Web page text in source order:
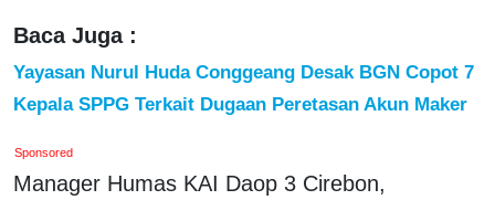
Baca Juga :
Yayasan Nurul Huda Conggeang Desak BGN Copot 7
Kepala SPPG Terkait Dugaan Peretasan Akun Maker
Sponsored
Manager Humas KAI Daop 3 Cirebon,